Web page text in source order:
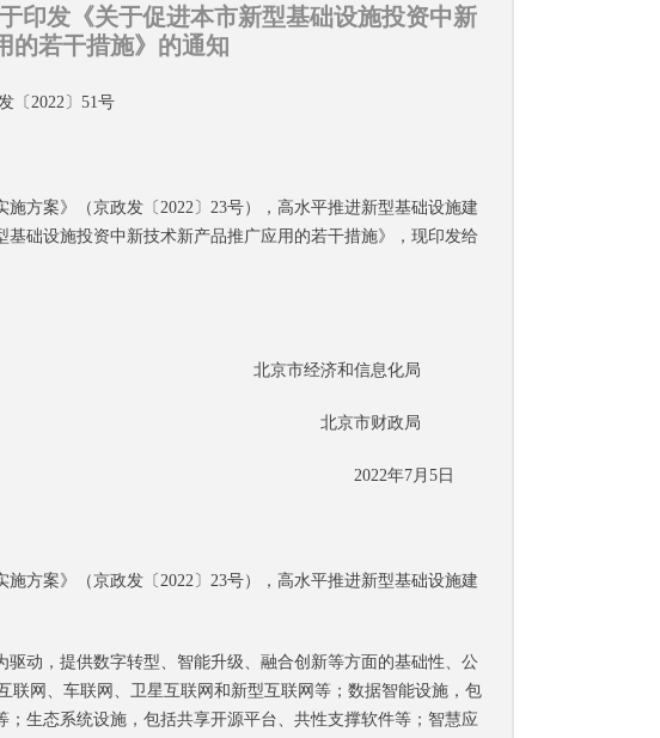
印发《关于促进本市新型基础设施投资中新
的若干措施》的通知
〔2022〕51号
案》（京政发〔2022〕23号），高水平推进新型基础设施建
础设施投资中新技术新产品推广应用的若干措施》，现印发给
北京市经济和信息化局
北京市财政局
2022年7月5日
案》（京政发〔2022〕23号），高水平推进新型基础设施建
动，提供数字转型、智能升级、融合创新等方面的基础性、公
联网、车联网、卫星互联网和新型互联网等；数据智能设施，包
生态系统设施，包括共享开源平台、共性支撑软件等；智慧应